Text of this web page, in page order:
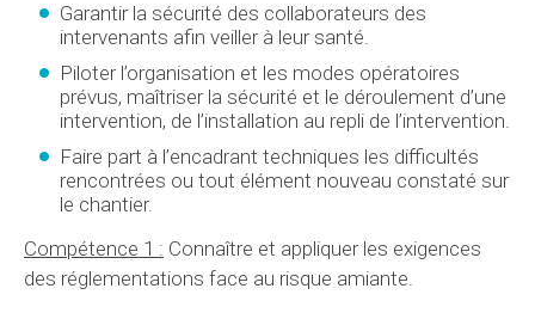
Garantir la sécurité des collaborateurs des
intervenants afin veiller à leur santé.
Piloter l’organisation et les modes opératoires
prévus, maîtriser la sécurité et le déroulement d’une
intervention, de l’installation au repli de l’intervention.
Faire part à l’encadrant techniques les difficultés
rencontrées ou tout élément nouveau constaté sur
le chantier.
Compétence 1 : Connaître et appliquer les exigences
des réglementations face au risque amiante.